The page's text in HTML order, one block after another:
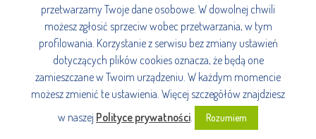
przetwarzamy Twoje dane osobowe. W dowolnej chwili
możesz zgłosić sprzeciw wobec przetwarzania, w tym
profilowania. Korzystanie z serwisu bez zmiany ustawień
dotyczących plików cookies oznacza, że będą one
zamieszczane w Twoim urządzeniu. W każdym momencie
możesz zmienić te ustawienia. Więcej szczegółów znajdziesz
w naszej Polityce prywatności. Rozumiem